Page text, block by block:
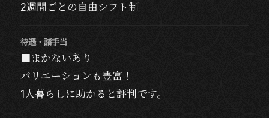
2週間ごとの自由シフト制
待遇・諸手当
■まかないあり
バリエーションも豊富！
1人暮らしに助かると評判です。